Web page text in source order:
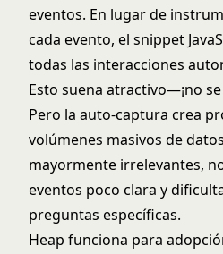
eventos. En lugar de
cada evento, el snippet
todas las interacciones
Esto suena atractivo—¡no
Pero la auto-captura crea
volúmenes masivos de
mayormente irrelevantes,
eventos poco clara y
preguntas específicas.
Heap funciona para